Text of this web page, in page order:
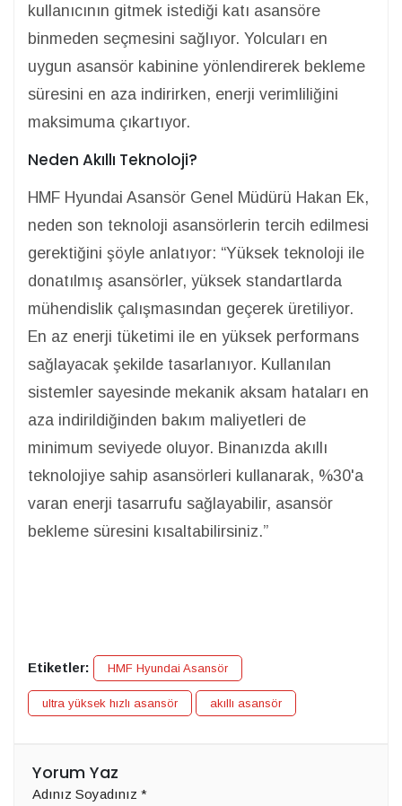
kullanıcının gitmek istediği katı asansöre
binmeden seçmesini sağlıyor. Yolcuları en
uygun asansör kabinine yönlendirerek bekleme
süresini en aza indirirken, enerji verimliliğini
maksimuma çıkartıyor.
Neden Akıllı Teknoloji?
HMF Hyundai Asansör Genel Müdürü Hakan Ek,
neden son teknoloji asansörlerin tercih edilmesi
gerektiğini şöyle anlatıyor: “Yüksek teknoloji ile
donatılmış asansörler, yüksek standartlarda
mühendislik çalışmasından geçerek üretiliyor.
En az enerji tüketimi ile en yüksek performans
sağlayacak şekilde tasarlanıyor. Kullanılan
sistemler sayesinde mekanik aksam hataları en
aza indirildiğinden bakım maliyetleri de
minimum seviyede oluyor. Binanızda akıllı
teknolojiye sahip asansörleri kullanarak, %30'a
varan enerji tasarrufu sağlayabilir, asansör
bekleme süresini kısaltabilirsiniz.”
Etiketler: HMF Hyundai Asansör
ultra yüksek hızlı asansör akıllı asansör
Yorum Yaz
Adınız Soyadınız *